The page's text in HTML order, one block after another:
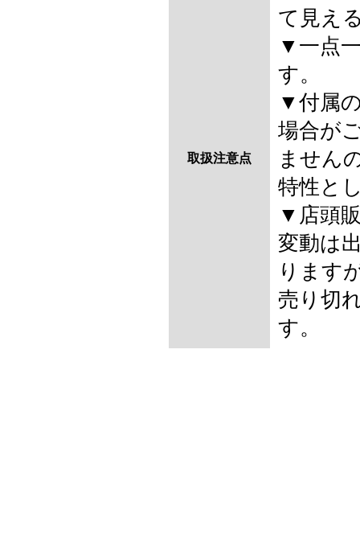
取扱注意点
て見え
▼一点
す。
▼付属
場合が
ません
特性と
▼店頭
変動は
ります
売り切
す。